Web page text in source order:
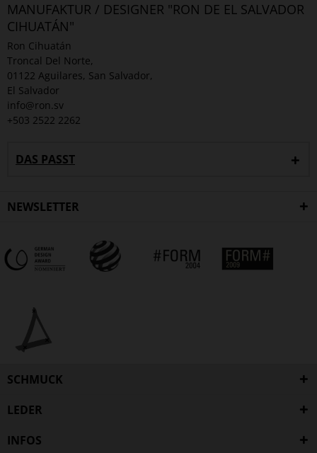
MANUFAKTUR / DESIGNER "RON DE EL SALVADOR
CIHUATÁN"
Ron Cihuatán
Troncal Del Norte,
01122 Aguilares, San Salvador,
El Salvador
info@ron.sv
+503 2522 2262
DAS PASST
NEWSLETTER
SCHMUCK
LEDER
INFOS